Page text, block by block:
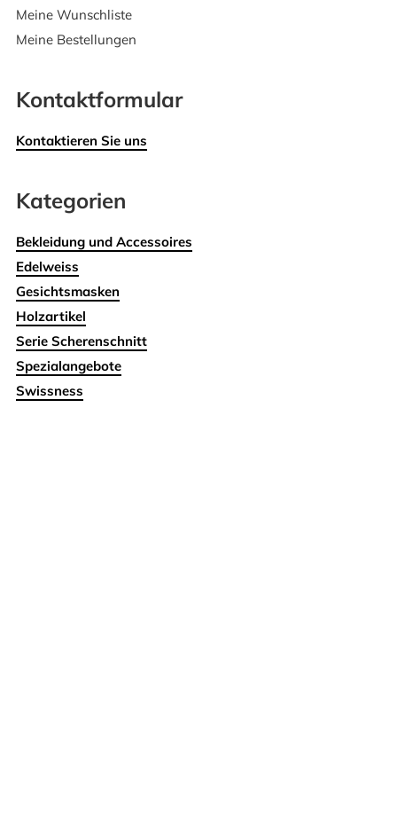
Meine Wunschliste
Meine Bestellungen
Kontaktformular
Kontaktieren Sie uns
Kategorien
Bekleidung und Accessoires
Edelweiss
Gesichtsmasken
Holzartikel
Serie Scherenschnitt
Spezialangebote
Swissness